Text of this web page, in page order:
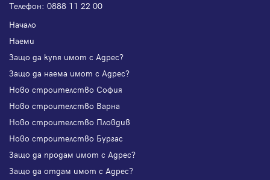
Телефон: 0888 11 22 00
Начало
Наеми
Защо да купя имот с Адрес?
Защо да наема имот с Адрес?
Ново строителство София
Ново строителство Варна
Ново строителство Пловдив
Ново строителство Бургас
Защо да продам имот с Адрес?
Защо да отдам имот с Адрес?